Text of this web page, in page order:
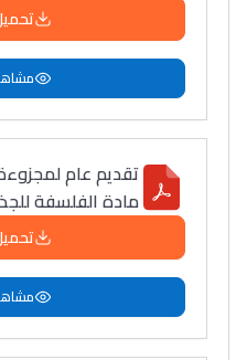
تقديم عام
مادة الفلسفة